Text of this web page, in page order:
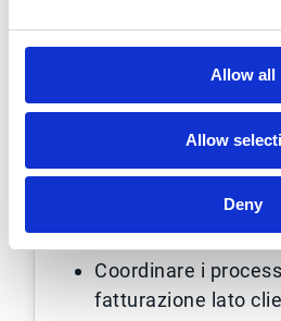
Allow all
Allow
Deny
Un'organizzazione
permette di ridurre
momento dell'entrata
Rivedere il
i dati e i campi
Allineare i flussi ERP
fatturazione
Coordinare i
fatturazione lato